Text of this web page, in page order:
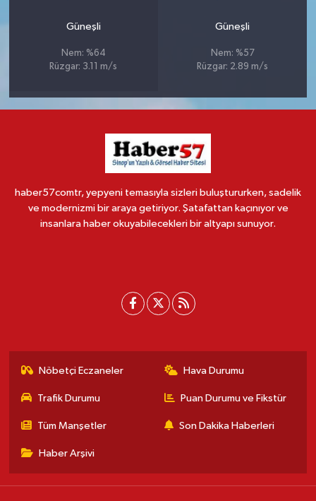
Güneşli
Nem: %64
Rüzgar: 3.11 m/s
Güneşli
Nem: %57
Rüzgar: 2.89 m/s
haber57comtr, yepyeni temasıyla sizleri buluştururken, sadelik
ve modernizmi bir araya getiriyor. Şatafattan kaçınıyor ve
insanlara haber okuyabilecekleri bir altyapı sunuyor.
Nöbetçi Eczaneler Hava Durumu
Trafik Durumu Puan Durumu ve Fikstür
Tüm Manşetler Son Dakika Haberleri
Haber Arşivi